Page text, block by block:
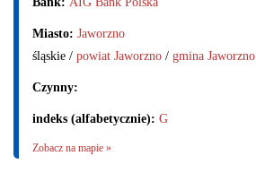
Miasto: Jaworzno
śląskie / powiat Jaworzno / gmina Jaworzno
Czynny:
indeks (alfabetycznie): G
Zobacz na mapie »